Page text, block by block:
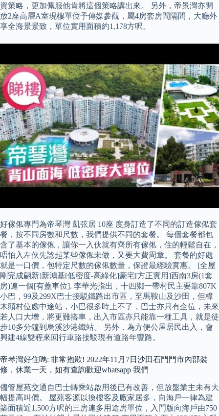
資策略，更加佩服他肯將這個策略講出來。 另外，帝景灣亦開
放2座高層A室現樓單位予傳媒參觀，屬4房套房間隔間，大廳外
享全海景景致，單位實用面積約1,178方呎。
好傢俬專門為帝琴灣 凱弦居 10座 度身訂造了不同的訂造傢俬套
餐，按不同房數和尺數，我們提供不同的套餐。 每個套餐都包
含了基本的傢俬，讓你一入伙就有齊所有傢俬，住的輕鬆自在，
唔怕入左伙先諗起某些傢俬未做，又要大費周章。 套餐的好處
就是一口價，包特定尺數的傢俬數量，保證最經驗實惠。 [全屋
剛完成翩新]新鴻基[低密度-高綠化]豪宅[方正實用]西南3房(1套
房)連一個[有蓋車位]. 李華光指出，十四鄉一帶村民主要靠807K
小巴，99及299X巴士接駁鐵路出市區，至馬鞍山及沙田，但樟
木頭村位處中途站，小巴很多時上不了，巴士亦只有企位，未來
若人口大增，將更難搭車，出入市區亦只能靠一種工具，就是徒
步10多分鐘到烏溪沙港鐵站。 另外，為方便公屋居民出入，會
興建4線雙程來回行車路接駁現有道路年豐路。
帝琴灣好住嗎: 非常抱歉! 2022年11月7日沙田石門門市內部裝
修，休業一天，如有查詢歡迎whatsapp 我們
儘管屋苑交通自巴士轉乘站啟用後已有改善，但放盤業主未有大
幅提高叫價。 屋苑客源以換樓客及廠家居多，向海戶一律為建
築面積近1,500方呎的三房連多用途房單位，入門版向海戶由750